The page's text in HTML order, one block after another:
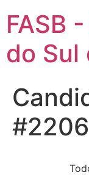
FASB
do Sul
#2206